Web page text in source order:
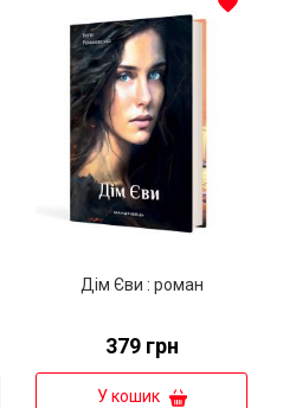
Дім Єви : роман
379 грн
У кошик